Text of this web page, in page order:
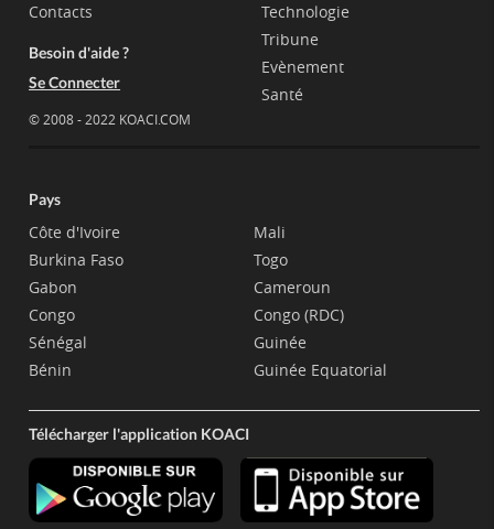
Contacts
Besoin d'aide ?
Se Connecter
© 2008 - 2022 KOACI.COM
Technologie
Tribune
Evènement
Santé
Pays
Côte d'Ivoire
Burkina Faso
Gabon
Congo
Sénégal
Bénin
Mali
Togo
Cameroun
Congo (RDC)
Guinée
Guinée Equatorial
Télécharger l'application KOACI